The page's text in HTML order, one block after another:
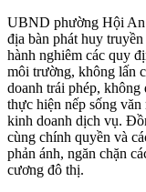
UBND phường Hội An
địa bàn phát huy
hành nghiêm các quy
môi trường, không lấn
doanh trái phép,
thực hiện nếp sống
kinh doanh dịch vụ.
cùng chính quyền và
phản ánh, ngăn chặn
cương đô thị.